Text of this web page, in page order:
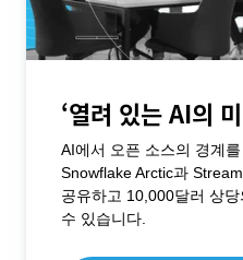
‘열려 있는 AI의
AI에서 오픈 소스의 경계
Snowflake Arctic과
공유하고 10,000달러 상
수 있습니다.